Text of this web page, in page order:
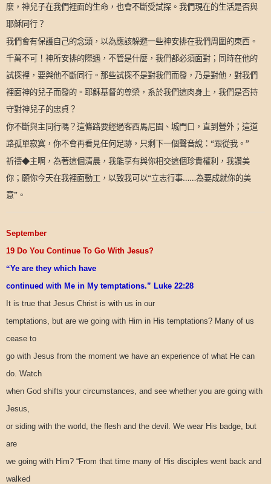
麼，神兒子在我們裡面的生命，也會不斷受試探。我們現在的生活是否與
耶穌同行？
我們會有保護自己的念頭，以為應該躲避一些神安排在我們周圍的東西。
千萬不可！神所安排的際遇，不管是什麼，我們都必須面對；同時在他的
試探裡，要與他不斷同行。那些試探不是對我們而發，乃是對他，對我們
裡面神的兒子而發的。耶穌基督的尊榮，系於我們這肉身上，我們是否持
守對神兒子的忠貞？
你不斷與主同行嗎？這條路要經過客西馬尼園、城門口，直到營外；這道
路孤單寂寞，你不會再看見任何足跡，只剩下一個聲音說：“跟從我。”
祈禱◆主啊，為著這個清晨，我能享有與你相交這個珍貴權利，我讚美
你；願你今天在我裡面動工，以致我可以“立志行事……為要成就你的美
意”。
September
19 Do You Continue To Go With Jesus?
“Ye are they which have
continued with Me in My temptations.” Luke 22:28
It is true that Jesus Christ is with us in our
temptations, but are we going with Him in His temptations? Many of us
cease to
go with Jesus from the moment we have an experience of what He can
do. Watch
when God shifts your circumstances, and see whether you are going with
Jesus,
or siding with the world, the flesh and the devil. We wear His badge, but
are
we going with Him? “From that time many of His disciples went back and
walked